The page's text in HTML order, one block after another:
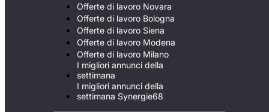
Offerte di lavoro Novara
Offerte di lavoro Bologna
Offerte di lavoro Siena
Offerte di lavoro Modena
Offerte di lavoro Milano
I migliori annunci della
settimana
I migliori annunci della
settimana Synergie68